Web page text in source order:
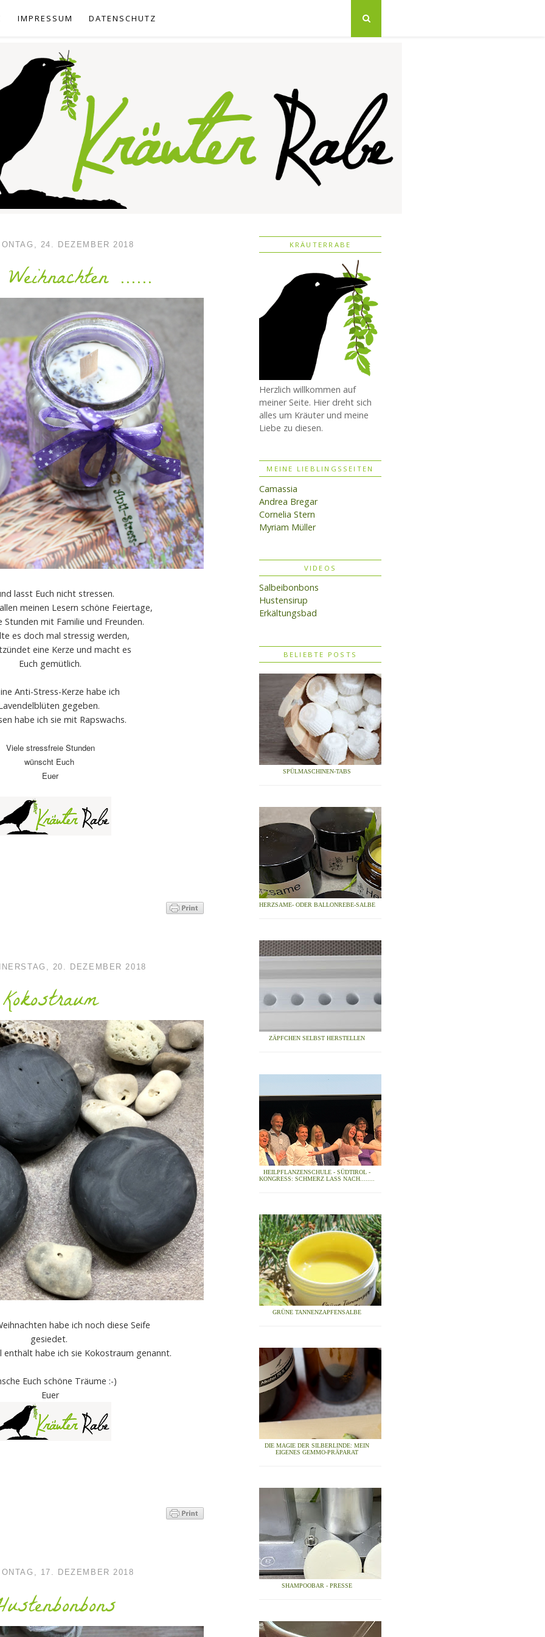
IMPRESSUM DATENSCHUTZ
24. DEZEMBER 2018
......
lasst Euch nicht stressen.
meinen Lesern schöne Feiertage,
Stunden mit Familie und Freunden.
es doch mal stressig werden,
eine Kerze und macht es
Euch gemütlich.
Anti-Stress-Kerze habe ich
gegeben.
habe ich sie mit Rapswachs.
Viele stressfreie Stunden
wünscht Euch
Euer
20. DEZEMBER 2018
Kokostraum
habe ich noch diese Seife
gesiedet.
enthält habe ich sie Kokostraum genannt.
Euch schöne Träume :-)
Euer
17. DEZEMBER 2018
KRÄUTERRABE
Herzlich willkommen auf
meiner Seite. Hier dreht sich
alles um Kräuter und meine
Liebe zu diesen.
MEINE LIEBLINGSSEITEN
Camassia
Andrea Bregar
Cornelia Stern
Myriam Müller
VIDEOS
Salbeibonbons
Hustensirup
Erkältungsbad
BELIEBTE POSTS
SPÜLMASCHINEN-TABS
HERZSAME- ODER BALLONREBE-SALBE
ZÄPFCHEN SELBST HERSTELLEN
HEILPFLANZENSCHULE - SÜDTIROL -
KONGRESS: SCHMERZ LASS NACH........
GRÜNE TANNENZAPFENSALBE
DIE MAGIE DER SILBERLINDE: MEIN
EIGENES GEMMO-PRÄPARAT
SHAMPOOBAR - PRESSE